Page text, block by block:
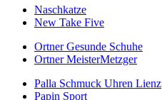
Naschkatze
New Take Five
Ortner Gesunde Schuhe
Ortner MeisterMetzger
Palla Schmuck Uhren Lienz
Papin Sport